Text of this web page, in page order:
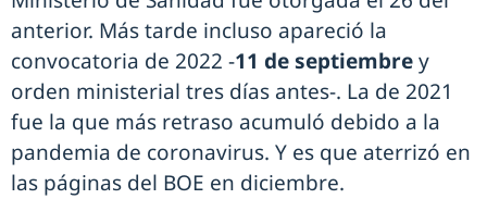
anterior. Más tarde incluso apareció la
convocatoria de 2022 -11 de septiembrey
orden ministerial tres días antes-. La de 2021
fue la que más retraso acumuló debido a la
pandemia de coronavirus. Y es que aterrizó en
las páginas del BOE en diciembre.